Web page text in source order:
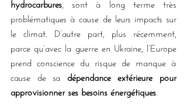
hydrocarbures, sont à long terme très
problématiques à cause de leurs impacts sur
le climat. D’autre part, plus récemment,
parce qu’avec la guerre en Ukraine, l’Europe
prend conscience du risque de manque à
cause de sa dépendance extérieure pour
approvisionner ses besoins énergétiques.